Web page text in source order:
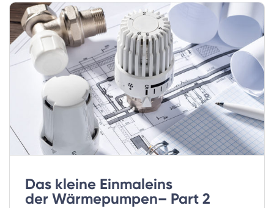
Das kleine Einmaleins
der Wärmepumpen– Part 2